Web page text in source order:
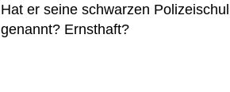
Hat er seine schwarzen
genannt? Ernsthaft?